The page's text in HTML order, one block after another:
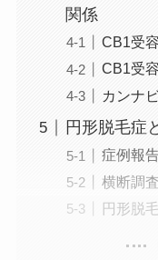
関係
CB1受
CB1受
カンナ
円形脱毛症
症例報
横断調
円形脱